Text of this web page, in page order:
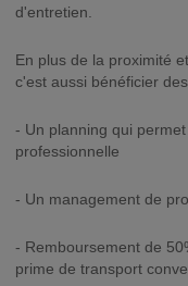
d'entretien.
En plus de la proximité
c'est aussi bénéficier
- Un planning qui
professionnelle
- Un management de
- Remboursement de
prime de transport